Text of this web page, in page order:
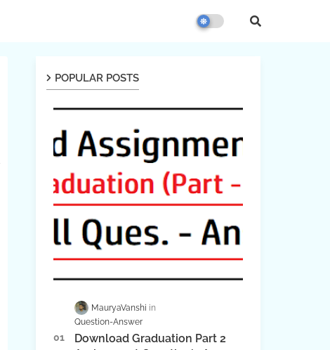
POPULAR POSTS
MauryaVanshi
Question-Answer
Download Graduation Part 2